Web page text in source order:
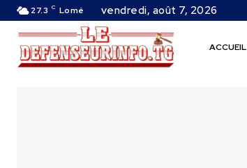
27.3 C Lomé vendredi, août 7, 2026
ACCUEIL